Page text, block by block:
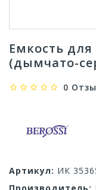
Емкость
(дымчато-
0
Артикул: ИК